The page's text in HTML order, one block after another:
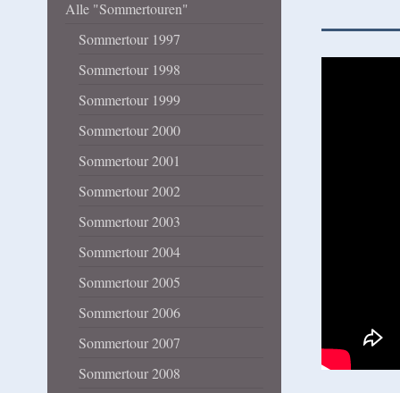
Alle "Sommertouren"
Sommertour 1997
Sommertour 1998
Sommertour 1999
Sommertour 2000
Sommertour 2001
Sommertour 2002
Sommertour 2003
Sommertour 2004
Sommertour 2005
Sommertour 2006
Sommertour 2007
Sommertour 2008